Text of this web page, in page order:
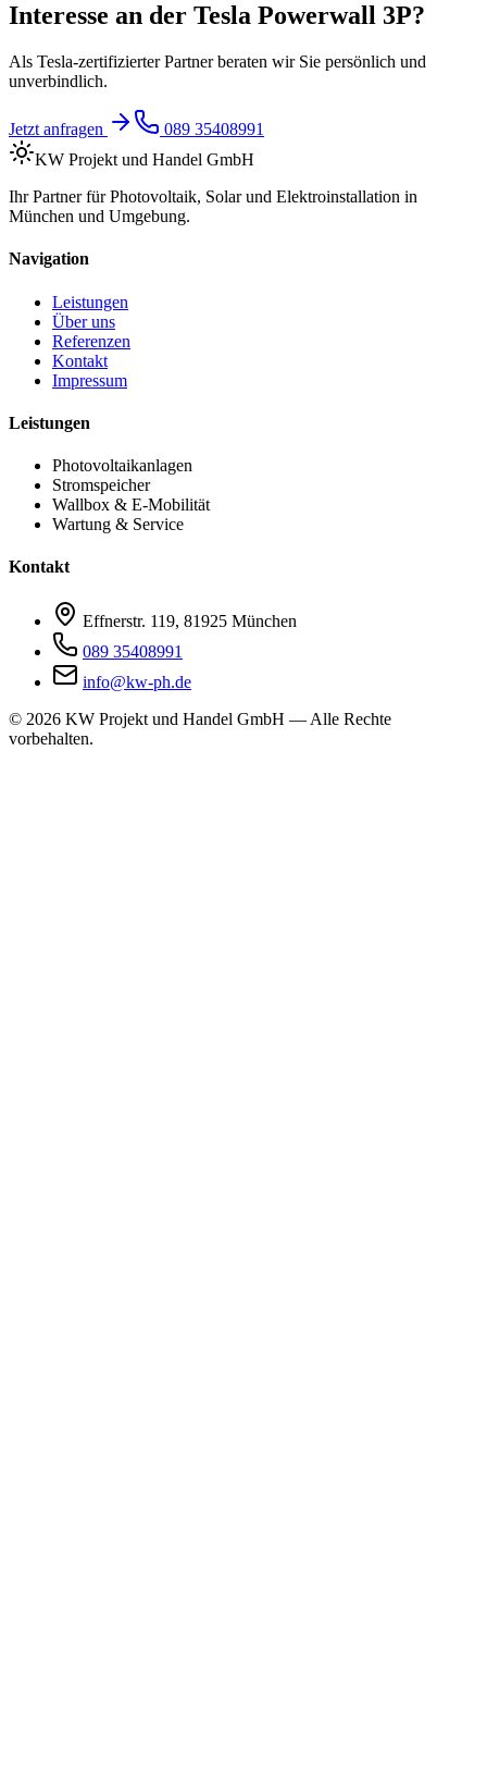
Interesse an der Tesla Powerwall 3P?
Als Tesla-zertifizierter Partner beraten wir Sie persönlich und
unverbindlich.
Jetzt anfragen
089 35408991
KW Projekt und Handel GmbH
Ihr Partner für Photovoltaik, Solar und Elektroinstallation in
München und Umgebung.
Navigation
Leistungen
Über uns
Referenzen
Kontakt
Impressum
Leistungen
Photovoltaikanlagen
Stromspeicher
Wallbox & E‑Mobilität
Wartung & Service
Kontakt
Effnerstr. 119, 81925 München
089 35408991
info@kw-ph.de
© 2026 KW Projekt und Handel GmbH — Alle Rechte
vorbehalten.